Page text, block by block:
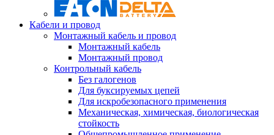
Кабели и провод
Монтажный кабель и провод
Монтажный кабель
Монтажный провод
Контрольный кабель
Без галогенов
Для буксируемых цепей
Для искробезопасного применения
Механическая, химическая, биологическая
стойкость